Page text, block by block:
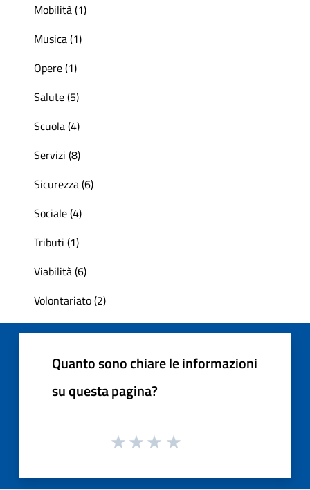
Mobilità (1)
Musica (1)
Opere (1)
Salute (5)
Scuola (4)
Servizi (8)
Sicurezza (6)
Sociale (4)
Tributi (1)
Viabilità (6)
Volontariato (2)
Quanto sono chiare le informazioni
su questa pagina?